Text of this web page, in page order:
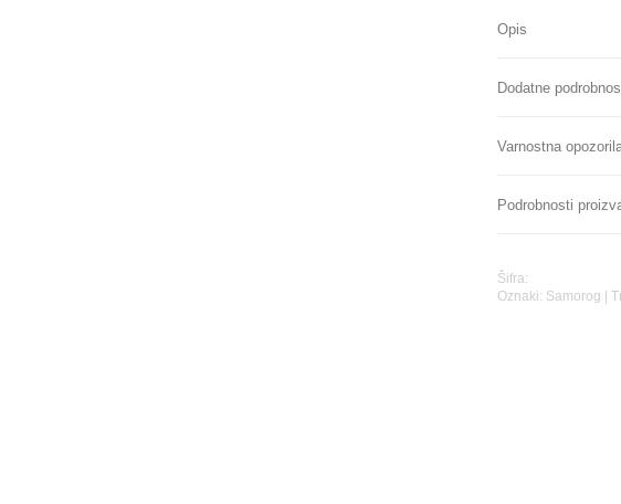
Opis
Dodatne
Varnostna
Podrobnosti
Šifra:
Oznaki: Samorog